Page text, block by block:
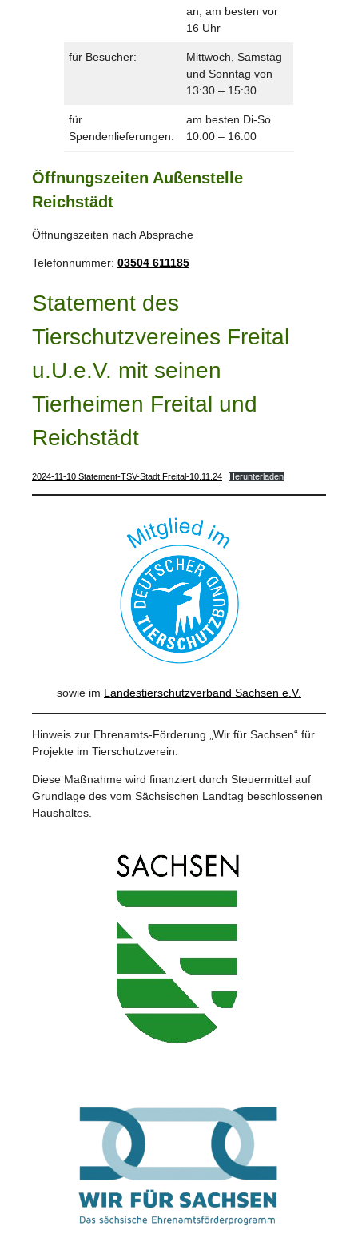
an, am besten vor
16 Uhr
für Besucher:
Mittwoch, Samstag
und Sonntag von
13:30 – 15:30
für
Spendenlieferungen:
am besten Di-So
10:00 – 16:00
Öffnungszeiten Außenstelle
Reichstädt
Öffnungszeiten nach Absprache
Telefonnummer: 03504 611185
Statement des
Tierschutzvereines Freital
u.U.e.V. mit seinen
Tierheimen Freital und
Reichstädt
2024-11-10 Statement-TSV-Stadt Freital-10.11.24 Herunterladen
sowie im Landestierschutzverband Sachsen e.V.
Hinweis zur Ehrenamts-Förderung „Wir für Sachsen“ für
Projekte im Tierschutzverein:
Diese Maßnahme wird finanziert durch Steuermittel auf
Grundlage des vom Sächsischen Landtag beschlossenen
Haushaltes.